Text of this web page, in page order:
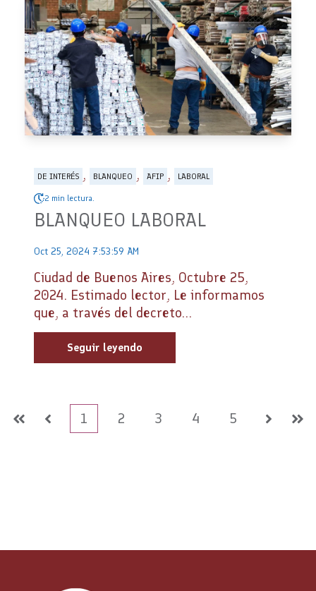
DE INTERÉS , BLANQUEO , AFIP , LABORAL
2 min lectura.
BLANQUEO LABORAL
Oct 25, 2024 7:53:59 AM
Ciudad de Buenos Aires, Octubre 25,
2024. Estimado lector, Le informamos
que, a través del decreto...
Seguir leyendo
PrimeraAnterior
1 2 3 4 5